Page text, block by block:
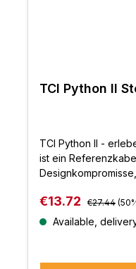
TCI Python II
TCI Python II -
ist ein
offene, dynamische
Klangqualität.
speziellen
Sale price:
€13.72 Regular
€27.44
Available,